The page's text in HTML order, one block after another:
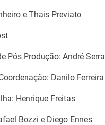
e Thais Previato
Pós Produção: André Serra
Danilo Ferreira
Henrique Freitas
Bozzi e Diego Ennes